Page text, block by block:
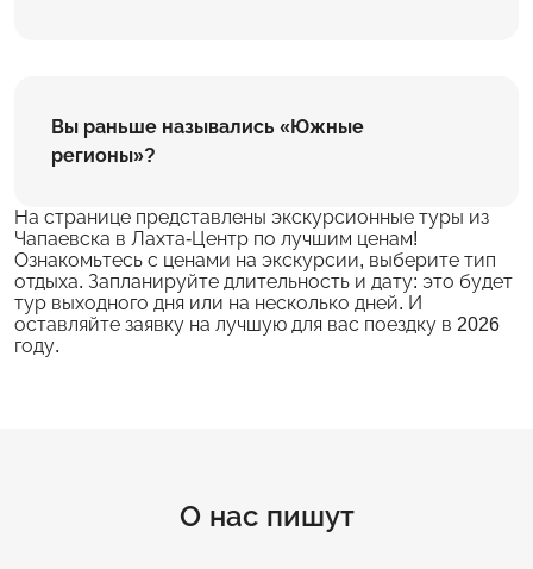
Вы раньше назывались «Южные
регионы»?
На странице представлены экскурсионные туры из
Чапаевска в Лахта-Центр по лучшим ценам!
Ознакомьтесь с ценами на экскурсии, выберите тип
отдыха. Запланируйте длительность и дату: это будет
тур выходного дня или на несколько дней. И
оставляйте заявку на лучшую для вас поездку в 2026
году.
О нас пишут